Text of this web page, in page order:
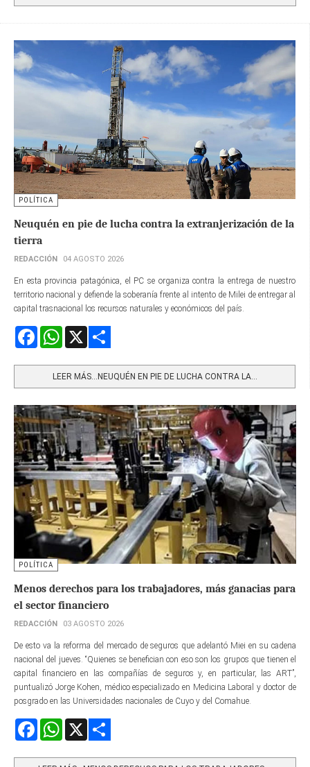
POLÍTICA
Neuquén en pie de lucha contra la extranjerización de la
tierra
REDACCIÓN 04 AGOSTO 2026
En esta provincia patagónica, el PC se organiza contra la entrega de nuestro
territorio nacional y defiende la soberanía frente al intento de Milei de entregar al
capital trasnacional los recursos naturales y económicos del país.
FacebookWhatsApp
LEER MÁS…NEUQUÉN EN PIE DE LUCHA CONTRA LA...
POLÍTICA
Menos derechos para los trabajadores, más ganacias para
el sector financiero
REDACCIÓN 03 AGOSTO 2026
De esto va la reforma del mercado de seguros que adelantó Miei en su cadena
nacional del jueves. “Quienes se benefician con eso son los grupos que tienen el
capital financiero en las compañías de seguros y, en particular, las ART”,
puntualizó Jorge Kohen, médico especializado en Medicina Laboral y doctor de
posgrado en las Universidades nacionales de Cuyo y del Comahue.
FacebookWhatsApp